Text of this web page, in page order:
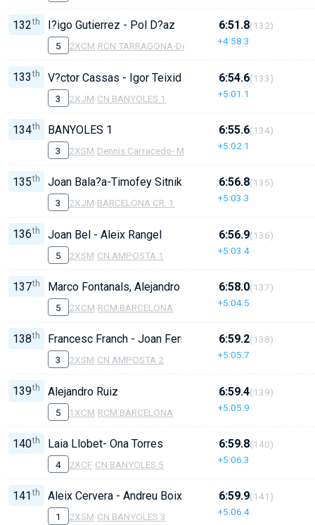
132th I?igo Gutierrez - Pol D?az
5 2XCM·RCN.TARRAGONA-Delta
6:51.8
+4:58.3
(132)
133 th V?ctor Cassas - Igor Teixidor
3 2XJM·CN.BANYOLES 1
6:54.6
+5:01.1
(133)
134th BANYOLES 1
3 2XSM·Dennis Carracedo- Manel Balastegui
6:55.6
+5:02.1
(134)
135th Joan Bala?a-Timofey Sitnik
3 2XJM·BARCELONA CR. 1
6:56.8
+5:03.3
(135)
136th Joan Bel - Aleix Rangel
5 2XSM·CN.AMPOSTA 1
6:56.9
+5:03.4
(136)
137th Marco Fontanals, Alejandro Ruiz
5 2XCM·RCM.BARCELONA
6:58.0
+5:04.5
(137)
138th Francesc Franch - Joan Fernandez
3 2XSM·CN.AMPOSTA 2
6:59.2
+5:05.7
(138)
139th Alejandro Ruiz
5 1XCM·RCM.BARCELONA
6:59.4
+5:05.9
(139)
140th Laia Llobet- Ona Torres
4 2XCF·CN.BANYOLES 5
6:59.8
+5:06.3
(140)
141 th Aleix Cervera - Andreu Boix
1 2XSM·CN.BANYOLES 3
6:59.9
+5:06.4
(141)